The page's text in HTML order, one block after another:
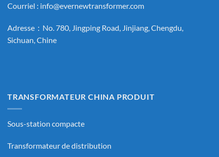
Courriel : info@evernewtransformer.com
Adresse：No. 780, Jingping Road, Jinjiang, Chengdu,
Sichuan, Chine
TRANSFORMATEUR CHINA PRODUIT
Sous-station compacte
Transformateur de distribution